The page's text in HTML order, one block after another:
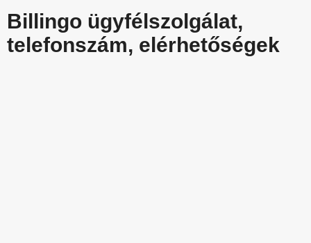
Billingo ügyfélszolgálat,
telefonszám, elérhetőségek